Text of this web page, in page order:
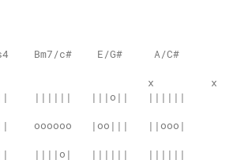
                                        x         x